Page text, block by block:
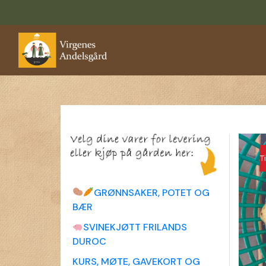
GRØNNSAKER, POTET OG
BÆR
SVINEKJØTT FRILANDS
DUROC
KURS, MØTE, GAVEKORT OG